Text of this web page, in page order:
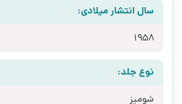
سال انتشار میلادی:
1958
نوع جلد:
شومیز